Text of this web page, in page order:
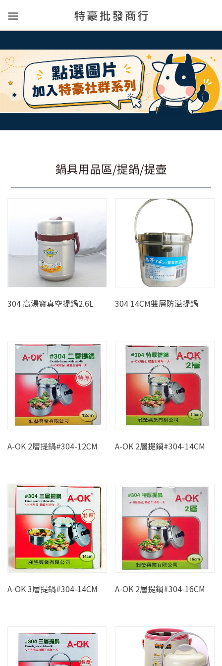
鍋具用品區/提鍋/提壺
304 高湯寶真空提鍋2.6L 304 14CM雙層防溢提鍋
A-OK 2層提鍋#304-12CM A-OK 2層提鍋#304-14CM
A-OK 3層提鍋#304-14CM A-OK 2層提鍋#304-16CM